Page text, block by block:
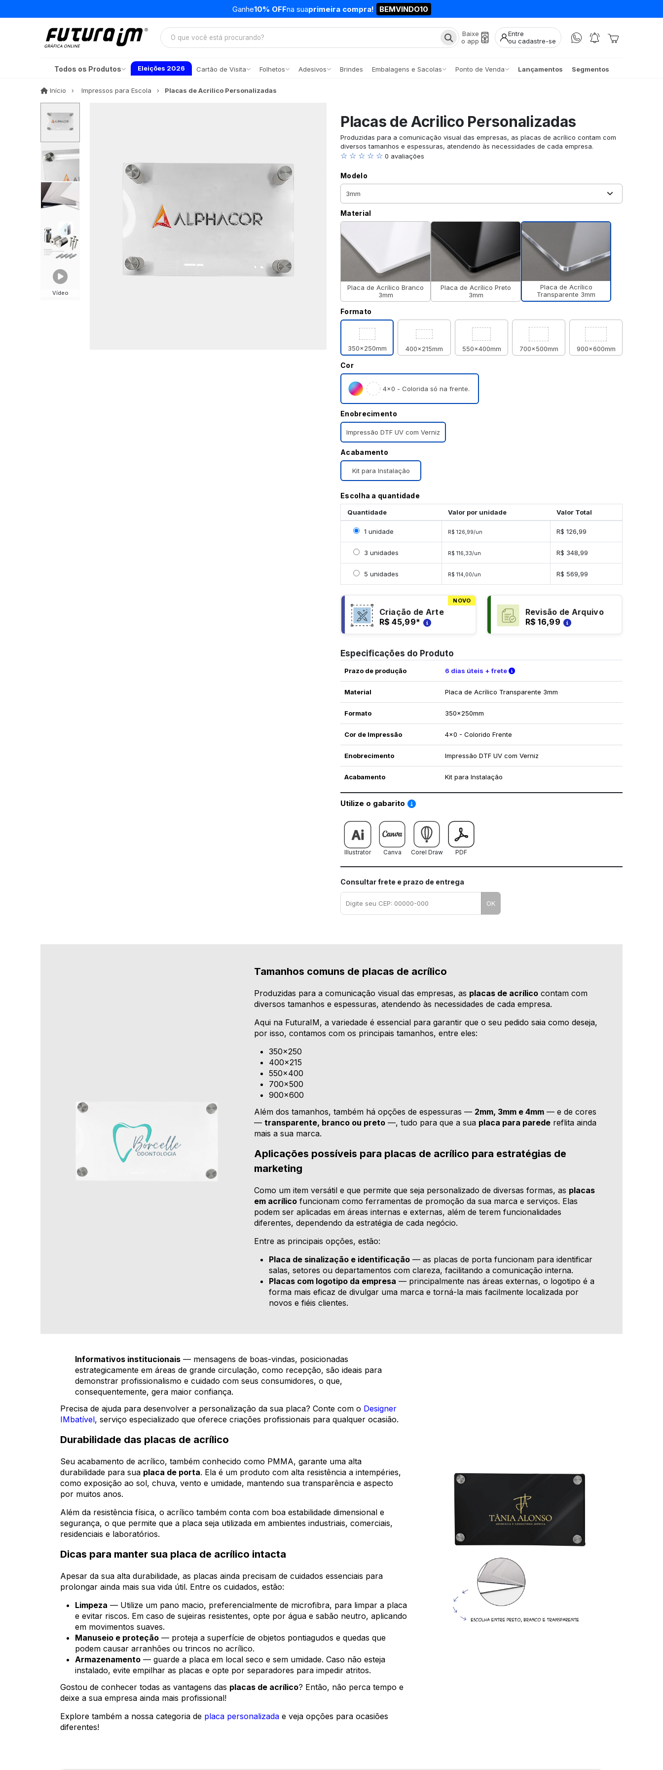
Ganhe10% OFFna suaprimeira compra! BEMVINDO10
Baixe
o app
Entre
ou cadastre-se
Todos os Produtos Eleições 2026 Cartão de Visita Folhetos Adesivos Brindes Embalagens e Sacolas Ponto de Venda Lançamentos Segmentos
Início InícioImpressos para Escola Placas de Acrilico Personalizadas
Vídeo
Placas de Acrilico Personalizadas
Produzidas para a comunicação visual das empresas, as placas de acrílico contam com
diversos tamanhos e espessuras, atendendo às necessidades de cada empresa.
☆ ☆ ☆ ☆ ☆ 0 avaliações
Modelo
Material
Placa de Acrílico Branco
3mm
Placa de Acrílico Preto
3mm
Placa de Acrílico
Transparente 3mm
Formato
350x250mm 400x215mm 550x400mm 700x500mm 900x600mm
Cor
4×0 - Colorida só na frente.
Enobrecimento
Impressão DTF UV com Verniz
Acabamento
Kit para Instalação
Escolha a quantidade
Quantidade Valor por unidade Valor Total
Selecionar 1 unidade
1 unidade R$ 126,99/un R$ 126,99
Selecionar 3 unidades
3 unidades R$ 116,33/un R$ 348,99
Selecionar 5 unidades
5 unidades R$ 114,00/un R$ 569,99
NOVO
Criação de Arte
R$ 45,99*
Revisão de Arquivo
R$ 16,99
Especificações do Produto
Prazo de produção 6 dias úteis + frete Verifique as condições de entrega
Material Placa de Acrílico Transparente 3mm
Formato 350x250mm
Cor de Impressão 4x0 - Colorido Frente
Enobrecimento Impressão DTF UV com Verniz
Acabamento Kit para Instalação
Utilize o gabarito Saiba como utilizar os nossos gabaritos
Illustrator Canva Corel Draw PDF
Consultar frete e prazo de entrega
OK
Tamanhos comuns de placas de acrílico
Produzidas para a comunicação visual das empresas, as placas de acrílico contam com
diversos tamanhos e espessuras, atendendo às necessidades de cada empresa.
Aqui na FuturaIM, a variedade é essencial para garantir que o seu pedido saia como deseja,
por isso, contamos com os principais tamanhos, entre eles:
350x250
400x215
550x400
700x500
900x600
Além dos tamanhos, também há opções de espessuras — 2mm, 3mm e 4mm — e de cores
—transparente, branco ou preto —, tudo para que a sua placa para parede reflita ainda
mais a sua marca.
Aplicações possíveis para placas de acrílico para estratégias de
marketing
Como um item versátil e que permite que seja personalizado de diversas formas, as placas
em acrílico funcionam como ferramentas de promoção da sua marca e serviços. Elas
podem ser aplicadas em áreas internas e externas, além de terem funcionalidades
diferentes, dependendo da estratégia de cada negócio.
Entre as principais opções, estão:
Placa de sinalização e identificação — as placas de porta funcionam para identificar
salas, setores ou departamentos com clareza, facilitando a comunicação interna.
Placas com logotipo da empresa — principalmente nas áreas externas, o logotipo é a
forma mais eficaz de divulgar uma marca e torná-la mais facilmente localizada por
novos e fiéis clientes.
Informativos institucionais — mensagens de boas-vindas, posicionadas
estrategicamente em áreas de grande circulação, como recepção, são ideais para
demonstrar profissionalismo e cuidado com seus consumidores, o que,
consequentemente, gera maior confiança.
Precisa de ajuda para desenvolver a personalização da sua placa? Conte com o Designer
IMbatível, serviço especializado que oferece criações profissionais para qualquer ocasião.
Durabilidade das placas de acrílico
Seu acabamento de acrílico, também conhecido como PMMA, garante uma alta
durabilidade para sua placa de porta. Ela é um produto com alta resistência a intempéries,
como exposição ao sol, chuva, vento e umidade, mantendo sua transparência e aspecto
por muitos anos.
Além da resistência física, o acrílico também conta com boa estabilidade dimensional e
segurança, o que permite que a placa seja utilizada em ambientes industriais, comerciais,
residenciais e laboratórios.
Dicas para manter sua placa de acrílico intacta
Apesar da sua alta durabilidade, as placas ainda precisam de cuidados essenciais para
prolongar ainda mais sua vida útil. Entre os cuidados, estão:
Limpeza — Utilize um pano macio, preferencialmente de microfibra, para limpar a placa
e evitar riscos. Em caso de sujeiras resistentes, opte por água e sabão neutro, aplicando
em movimentos suaves.
Manuseio e proteção — proteja a superfície de objetos pontiagudos e quedas que
podem causar arranhões ou trincos no acrílico.
Armazenamento — guarde a placa em local seco e sem umidade. Caso não esteja
instalado, evite empilhar as placas e opte por separadores para impedir atritos.
Gostou de conhecer todas as vantagens das placas de acrílico? Então, não perca tempo e
deixe a sua empresa ainda mais profissional!
Explore também a nossa categoria de placa personalizada e veja opções para ocasiões
diferentes!